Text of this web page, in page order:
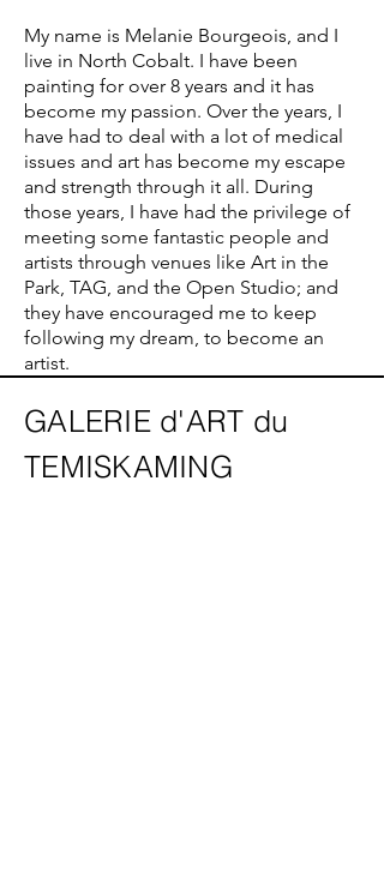
My name is Melanie Bourgeois, and I
live in North Cobalt. I have been
painting for over 8 years and it has
become my passion. Over the years, I
have had to deal with a lot of medical
issues and art has become my escape
and strength through it all. During
those years, I have had the privilege of
meeting some fantastic people and
artists through venues like Art in the
Park, TAG, and the Open Studio; and
they have encouraged me to keep
following my dream, to become an
artist.
GALERIE d'ART du
TEMISKAMING